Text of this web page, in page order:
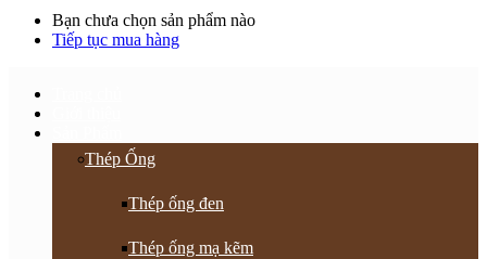
Bạn chưa chọn sản phẩm nào
Tiếp tục mua hàng
Thép Ống
Thép ống đen
Thép ống mạ kẽm